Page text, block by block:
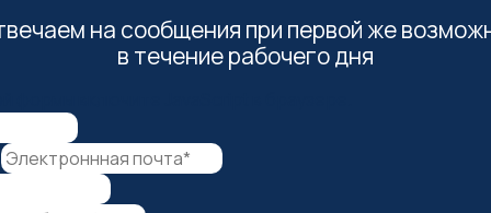
на сообщения при первой же
в течение рабочего дня